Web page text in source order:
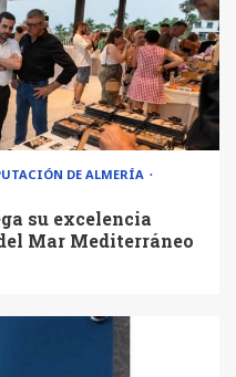
DE ALMERÍA
su excelencia
Mar Mediterráneo